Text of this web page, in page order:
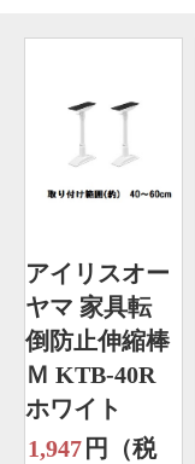
アイリスオー
ヤマ 家具転
倒防止伸縮棒
Ｍ KTB-40R
ホワイト
1,947 円（税